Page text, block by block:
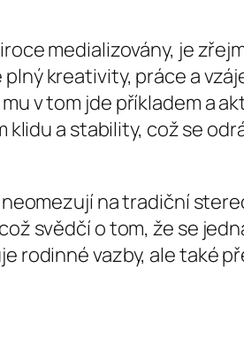
medializovány, je
kreativity, práce a
v tom jde příkladem a
a stability, což se
na tradiční
svědčí o tom, že se
rodinné vazby, ale také